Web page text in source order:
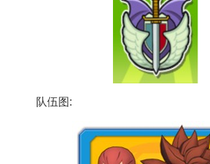
队伍图: